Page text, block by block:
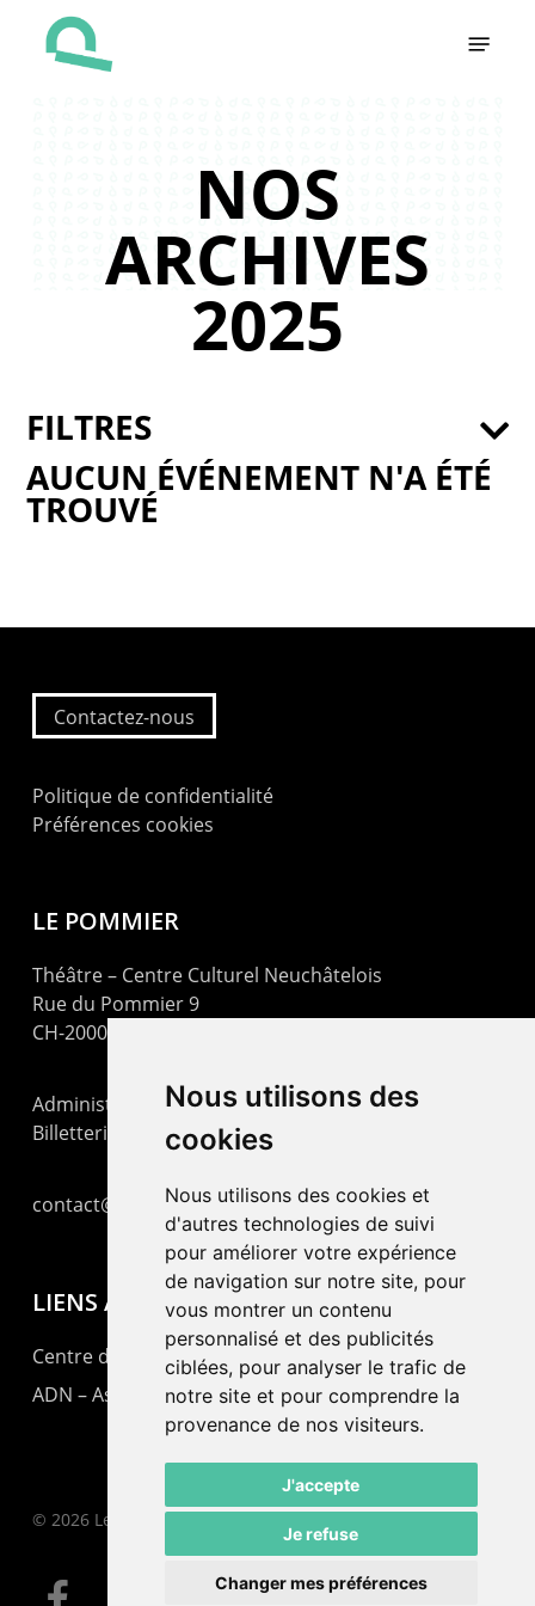
Nous utilisons des
cookies
Nous utilisons des cookies et
d'autres technologies de suivi
pour améliorer votre expérience
de navigation sur notre site, pour
vous montrer un contenu
personnalisé et des publicités
ciblées, pour analyser le trafic de
notre site et pour comprendre la
provenance de nos visiteurs.
J'accepte
Je refuse
Changer mes préférences
NOS
ARCHIVES
2025
AUCUN ÉVÉNEMENT N'A ÉTÉ
TROUVÉ
FILTRES
Contactez-nous
Politique de confidentialité
Préférences cookies
LE POMMIER
Théâtre – Centre Culturel Neuchâtelois
Rue du Pommier 9
CH-2000 Neuchâtel
Administration : +41 32 725 03 03
Billetterie : +41 32 725 05 05
contact@lepommier.ch
LIENS AMIS
Centre de culture ABC
ADN – Association Danse Neuchâtel
© 2026 Le Pommier.
facebook email